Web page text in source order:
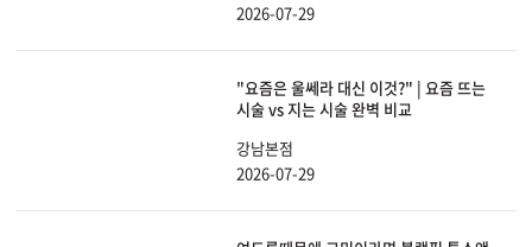
2026-07-29
"요즘은 울쎄라 대신 이것?" | 요즘 뜨는
시술 vs 지는 시술 완벽 비교
강남본점
2026-07-29